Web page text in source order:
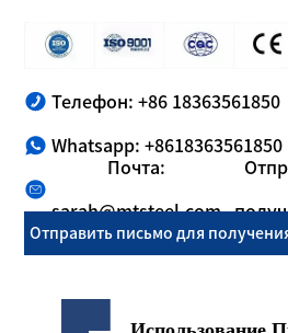
Телефон: +86 18363561850
Whatsapp: +8618363561850
Почта:
sarah@mtsteel.com
Отправить письмо для